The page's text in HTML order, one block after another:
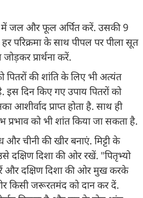
जल और फूल अर्पित करें. उसकी 9
परिक्रमा के साथ पीपल पर पीला सूत
प्रार्थना करें.
पितरों की शांति के लिए भी अत्यंत
इस दिन किए गए उपाय पितरों को
आशीर्वाद प्राप्त होता है. साथ ही
को भी शांत किया जा सकता है.
चीनी की खीर बनाएं. मिट्टी के
दक्षिण दिशा की ओर रखें. "पितृभ्यो
और दक्षिण दिशा की ओर मुख करके
किसी जरूरतमंद को दान कर दें.